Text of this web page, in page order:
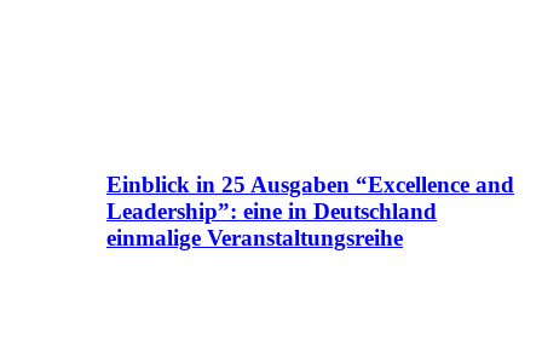
Einblick in 25 Ausgaben “Excellence and
Leadership”: eine in Deutschland
einmalige Veranstaltungsreihe